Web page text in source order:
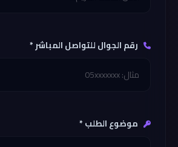
رقم الجوال للتواصل المباشر *
موضوع الطلب *